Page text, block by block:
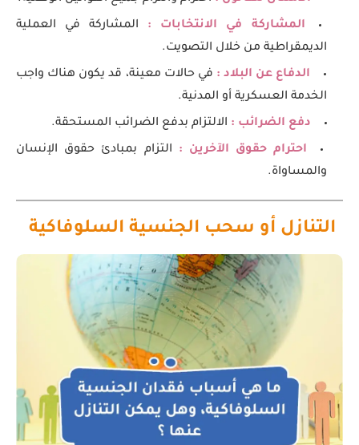
المشاركة في الانتخابات :
المشاركة في العملية
الديمقراطية من خلال التصويت.
الدفاع عن البلاد : في حالات معينة، قد يكون هناك واجب
الخدمة العسكرية أو المدنية.
دفع الضرائب : الالتزام بدفع الضرائب المستحقة.
احترام حقوق الآخرين : التزام بمبادئ حقوق الإنسان
والمساواة.
التنازل أو سحب الجنسية السلوفاكية